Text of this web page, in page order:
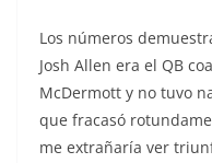
Los números
Josh Allen era el QB
McDermott y no tuvo
que fracasó
me extrañaría ver